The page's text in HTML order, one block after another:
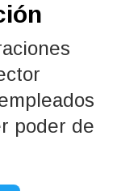
poder de